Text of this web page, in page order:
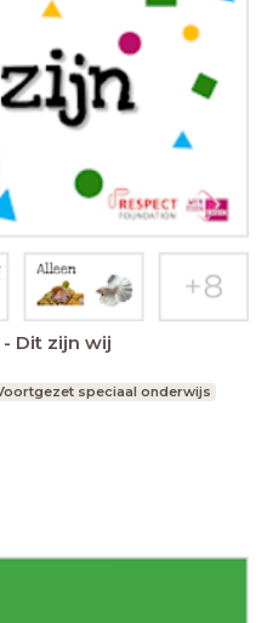
Dit zijn wij
speciaal onderwijs